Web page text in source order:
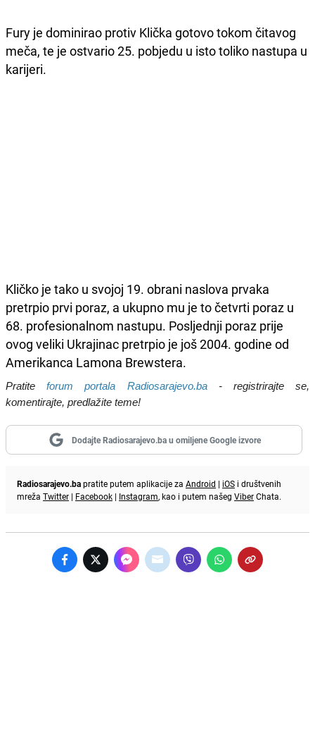
Fury je dominirao protiv Klička gotovo tokom čitavog
meča, te je ostvario 25. pobjedu u isto toliko nastupa u
karijeri.
Kličko je tako u svojoj 19. obrani naslova prvaka
pretrpio prvi poraz, a ukupno mu je to četvrti poraz u
68. profesionalnom nastupu. Posljednji poraz prije
ovog veliki Ukrajinac pretrpio je još 2004. godine od
Amerikanca Lamona Brewstera.
Pratiteforum portala Radiosarajevo.ba- registrirajte se,
komentirajte, predlažite teme!
Dodajte Radiosarajevo.ba u omiljene Google izvore
Radiosarajevo.bapratite putem aplikacije za Android | iOS i društvenih
mreža Twitter | Facebook | Instagram, kao i putem našeg ViberChata.